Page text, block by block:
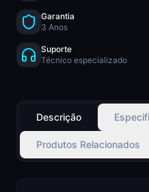
Garantia
3 Anos
Suporte
Técnico especializado
Descrição
Produtos Relacionados